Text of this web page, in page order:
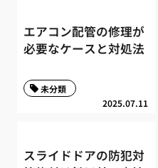
エアコン配管の修理が
必要なケースと対処法
2025.07.11
未分類
スライドドアの防犯対